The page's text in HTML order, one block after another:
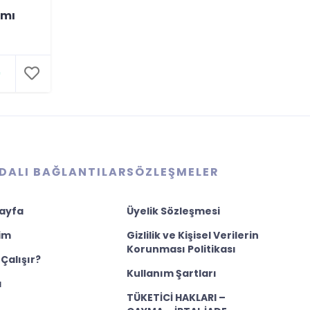
BAĞLANTILARSÖZLEŞMELER
Üyelik Sözleşmesi
Gizlilik ve Kişisel Verilerin
Korunması Politikası
Kullanım Şartları
TÜKETİCİ HAKLARI –